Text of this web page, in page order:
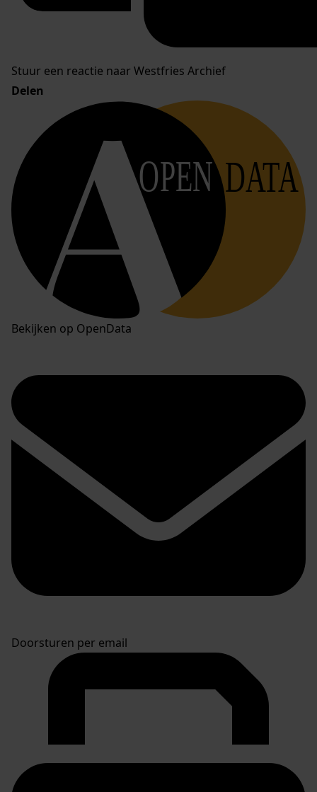
Stuur een reactie naar Westfries Archief
Delen
OPEN DATA
Bekijken op OpenData
Doorsturen per email